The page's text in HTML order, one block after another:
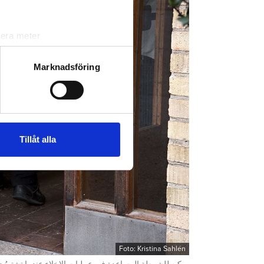
meter
. Du kan ändra
information från din enhet
kombinera informationen
Marknadsföring
Tillåt alla
Foto: Kristina Sahlén